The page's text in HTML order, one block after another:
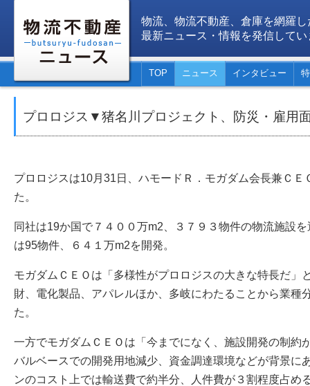
物流、物流不動産、倉庫を網羅し
最新ニュース・情報を発信してい
TOP ニュース インタビュー
プロロジス▼猪名川プロジェクト、防災・雇用
プロロジスは10月31日、ハモードＲ．モガダム会長兼Ｃ
た。
同社は19か国で７４００万m2、３７９３物件の物流施設
は95物件、６４１万m2を開発。
モガダムＣＥＯは「多様性がプロロジスの大きな特長だ」
財、電化製品、アパレルほか、多岐にわたることから業種
た。
一方でモガダムＣＥＯは「今までになく、施設開発の制約
バルベースでの開発用地減少、資金調達環境などが背景に
ンのコスト上では輸送費で約半分、人件費が３割程度占め